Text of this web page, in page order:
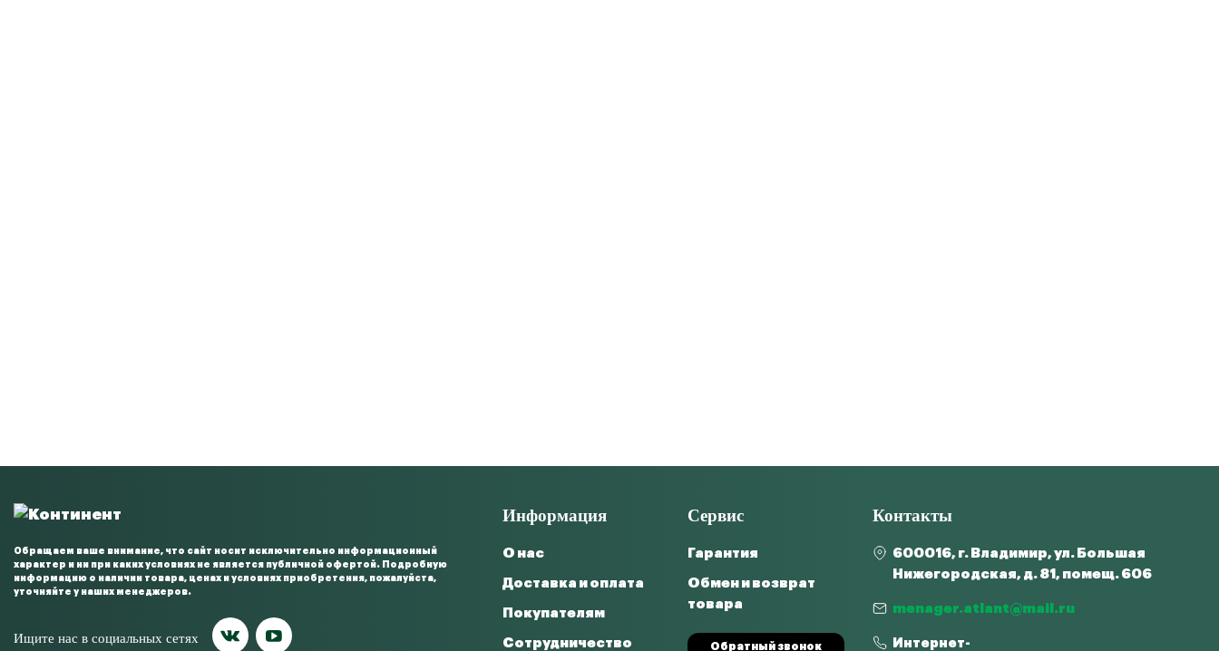
Обращаем ваше внимание, что сайт носит исключительно информационный
характер и ни при каких условиях не является публичной офертой. Подробную
информацию о наличии товара, ценах и условиях приобретения, пожалуйста,
уточняйте у наших менеджеров.
Ищите нас в социальных сетях
Информация
О нас
Доставка и оплата
Покупателям
Сотрудничество
Сервис
Гарантия
Обмен и возврат
товара
Обратный звонок
Контакты
600016, г. Владимир, ул. Большая
Нижегородская, д. 81, помещ. 606
menager.atlant@mail.ru
Интернет-